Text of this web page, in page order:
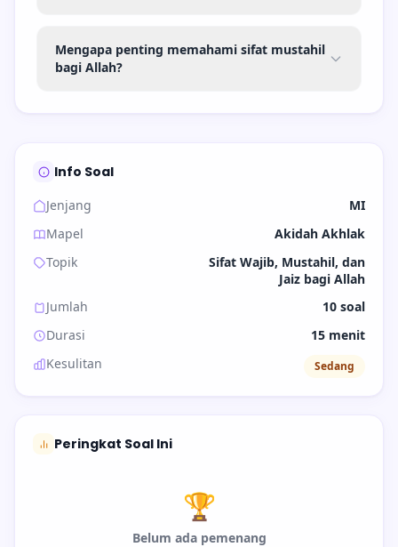
Mengapa penting memahami sifat mustahil
bagi Allah?
Info Soal
Jenjang
MI
Mapel
Akidah Akhlak
Topik
Sifat Wajib, Mustahil, dan
Jaiz bagi Allah
Jumlah
10 soal
Durasi
15 menit
Kesulitan
Sedang
Peringkat Soal Ini
🏆
Belum ada pemenang